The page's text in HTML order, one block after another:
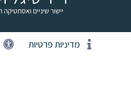
מדיניות פרטיות